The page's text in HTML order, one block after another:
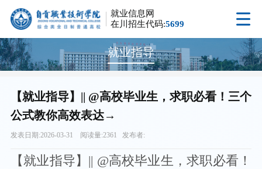
就业信息网
在川招生代码:5699
就业指导
【就业指导】|| @高校毕业生，求职必看！三个
公式教你高效表达→
发表日期:2026-03-31 阅读量:2361 发布者:
【就业指导】|| @高校毕业生，求职必看！